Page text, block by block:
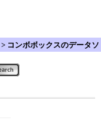
> コンボボックスのデータソ